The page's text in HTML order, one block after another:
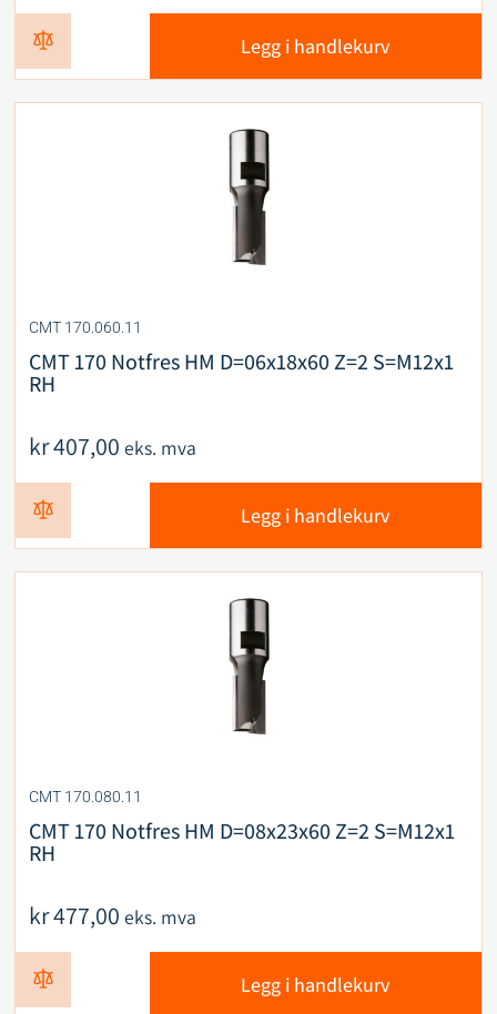
Legg i handlekurv
CMT 170.060.11
CMT 170 Notfres HM D=06x18x60 Z=2 S=M12x1
RH
kr407,00 eks. mva
Legg i handlekurv
CMT 170.080.11
CMT 170 Notfres HM D=08x23x60 Z=2 S=M12x1
RH
kr477,00 eks. mva
Legg i handlekurv